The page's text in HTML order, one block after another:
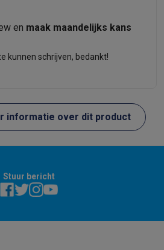
en maak maandelijks kans
kunnen schrijven, bedankt!
informatie over dit product
Stuur bericht